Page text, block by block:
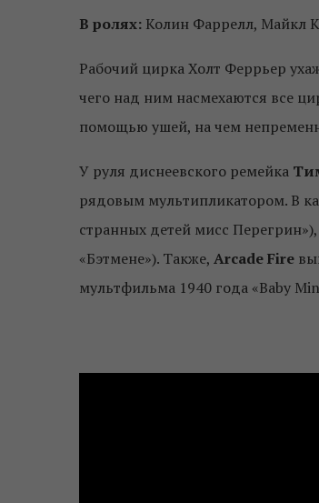
В ролях: Колин Фаррелл, Майкл
Рабочий цирка Холт Феррьер
чего над ним насмехаются все
помощью ушей, на чем
У руля диснеевского ремейка
рядовым мультипликатором. В
странных детей мисс Перегрин»),
«Бэтмене»). Также, Arcade Fire
мультфильма 1940 года «Baby